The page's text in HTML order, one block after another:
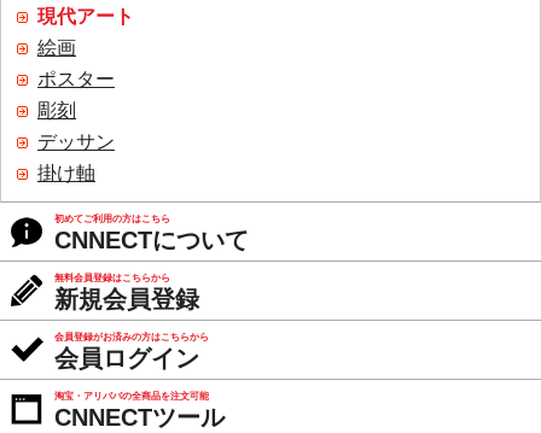
現代アート
絵画
ポスター
彫刻
デッサン
掛け軸
初めてご利用の方はこちら
CNNECTについて
無料会員登録はこちらから
新規会員登録
会員登録がお済みの方はこちらから
会員ログイン
淘宝・アリババの全商品を注文可能
CNNECTツール